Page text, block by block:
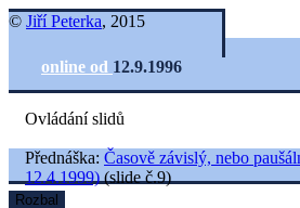
© Jiří Peterka, 2015
online od 12.9.1996
Ovládání slidů
Přednáška: Časově závislý, nebo
12.4.1999)(slide č.9)
Rozbal